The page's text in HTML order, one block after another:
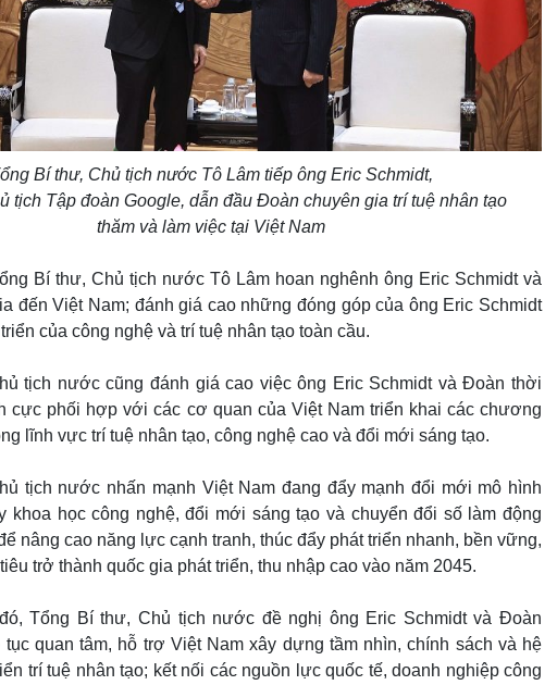
Bí thư, Chủ tịch nước Tô Lâm tiếp ông Eric Schmidt,
tịch Tập đoàn Google, dẫn đầu Đoàn chuyên gia trí tuệ nhân tạo
thăm và làm việc tại Việt Nam
Bí thư, Chủ tịch nước Tô Lâm hoan nghênh ông Eric Schmidt và
đến Việt Nam; đánh giá cao những đóng góp của ông Eric Schmidt
của công nghệ và trí tuệ nhân tạo toàn cầu.
tịch nước cũng đánh giá cao việc ông Eric Schmidt và Đoàn thời
cực phối hợp với các cơ quan của Việt Nam triển khai các chương
lĩnh vực trí tuệ nhân tạo, công nghệ cao và đổi mới sáng tạo.
tịch nước nhấn mạnh Việt Nam đang đẩy mạnh đổi mới mô hình
khoa học công nghệ, đổi mới sáng tạo và chuyển đổi số làm động
nâng cao năng lực cạnh tranh, thúc đẩy phát triển nhanh, bền vững,
trở thành quốc gia phát triển, thu nhập cao vào năm 2045.
Tổng Bí thư, Chủ tịch nước đề nghị ông Eric Schmidt và Đoàn
tục quan tâm, hỗ trợ Việt Nam xây dựng tầm nhìn, chính sách và hệ
trí tuệ nhân tạo; kết nối các nguồn lực quốc tế, doanh nghiệp công
La nouvelle bibliothèque et la façade
principale du siège de lEFEO, au n° 26
(actuelle rue Ly Thuong Kiet), Hanoi Thư viện
mới và mặt chính trụ sở EFEO, số 26 đại lộ
Carreau, khánh thành năm 1943 (nay là phố